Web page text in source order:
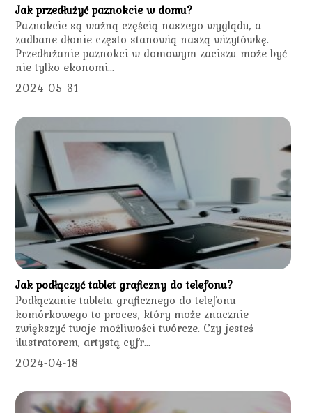
Jak przedłużyć paznokcie w domu?
Paznokcie są ważną częścią naszego wyglądu, a
zadbane dłonie często stanowią naszą wizytówkę.
Przedłużanie paznokci w domowym zaciszu może być
nie tylko ekonomi...
2024-05-31
Jak podłączyć tablet graficzny do telefonu?
Podłączanie tabletu graficznego do telefonu
komórkowego to proces, który może znacznie
zwiększyć twoje możliwości twórcze. Czy jesteś
ilustratorem, artystą cyfr...
2024-04-18